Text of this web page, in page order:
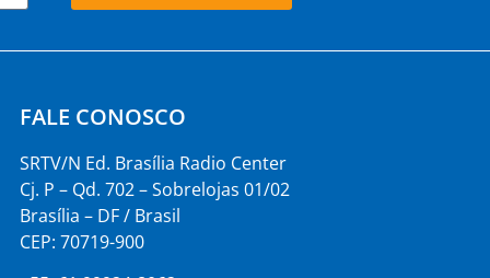
FALE CONOSCO
SRTV/N Ed. Brasília Radio Center
Cj. P – Qd. 702 – Sobrelojas 01/02
Brasília – DF / Brasil
CEP: 70719-900